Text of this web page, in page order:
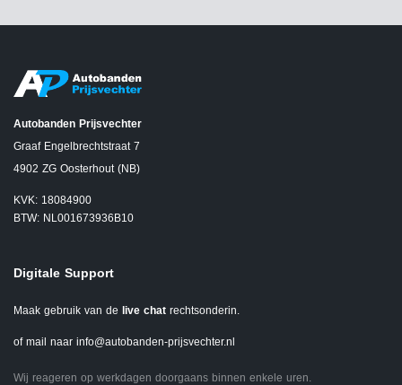
Autobanden Prijsvechter
Graaf Engelbrechtstraat 7
4902 ZG Oosterhout (NB)
KVK: 18084900
BTW: NL001673936B10
Digitale Support
Maak gebruik van de live chat rechtsonderin.
of mail naar info@autobanden-prijsvechter.nl
Wij reageren op werkdagen doorgaans binnen enkele uren.